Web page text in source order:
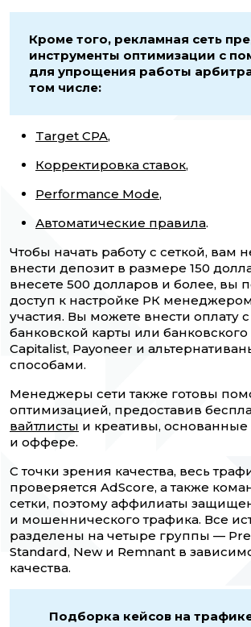
Кроме того, рекламная сеть
инструменты оптимизации с
для упрощения работы
том числе:
Target CPA,
Корректировка ставок,
Performance Mode,
Автоматические правила.
Чтобы начать работу с сеткой, вам
внести депозит в размере 150
внесете 500 долларов и более, вы
доступ к настройке РК
участия. Вы можете внести оплату
банковской карты или
Capitalist, Payoneer и
способами.
Менеджеры сети также готовы
оптимизацией, предоставив
вайтлисты и креативы,
и оффере.
С точки зрения качества, весь
проверяется AdScore, а также
сетки, поэтому аффилиаты
и мошеннического трафика. Все
разделены на четыре группы —
Standard, New и Remnant в
качества.
Подборка кейсов на